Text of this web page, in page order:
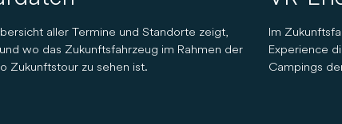
aller Termine und Standorte zeigt,
wo das Zukunftsfahrzeug im Rahmen der
Zukunftstour zu sehen ist.
Im
Experience
Campings